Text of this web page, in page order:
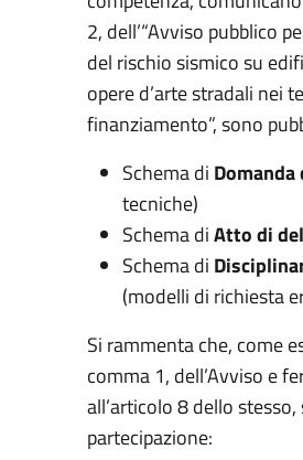
2, dell’“Avviso pubblico
del rischio sismico su
opere d’arte stradali nei
finanziamento”,sono
Schema di
tecniche)
Schema diAtto di
Schema di
(modelli di richiesta
Si rammentache, come
comma 1, dell’Avviso e
all’articolo 8 dello stesso,
partecipazione: